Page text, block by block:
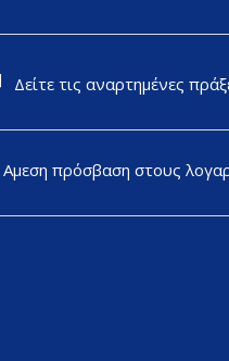
Δείτε τις αναρτημένες
Αμεση πρόσβαση στους